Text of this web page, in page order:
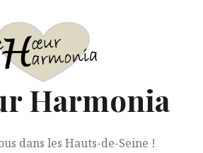
Harmonia
dans les Hauts-de-Seine !